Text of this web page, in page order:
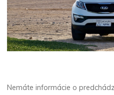
Nemáte informácie o